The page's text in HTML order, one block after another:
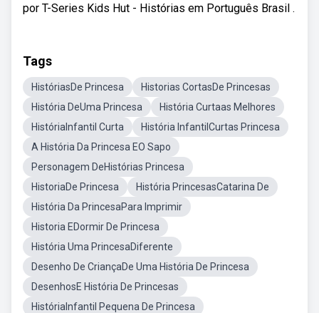
por T-Series Kids Hut - Histórias em Português Brasil .
Tags
HistóriasDe Princesa
Historias CortasDe Princesas
História DeUma Princesa
História Curtaas Melhores
HistóriaInfantil Curta
História InfantilCurtas Princesa
A História Da Princesa EO Sapo
Personagem DeHistórias Princesa
HistoriaDe Princesa
História PrincesasCatarina De
História Da PrincesaPara Imprimir
Historia EDormir De Princesa
História Uma PrincesaDiferente
Desenho De CriançaDe Uma História De Princesa
DesenhosE História De Princesas
HistóriaInfantil Pequena De Princesa